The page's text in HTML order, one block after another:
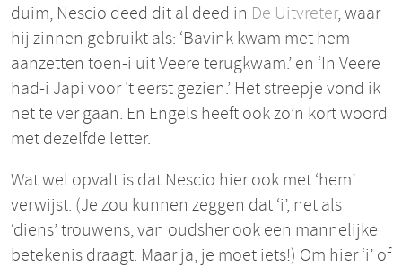
duim, Nescio deed dit al deed in De Uitvreter, waar
hij zinnen gebruikt als: ‘Bavink kwam met hem
aanzetten toen-i uit Veere terugkwam.’ en ‘In Veere
had-i Japi voor 't eerst gezien.’ Het streepje vond ik
net te ver gaan. En Engels heeft ook zo’n kort woord
met dezelfde letter.
Wat wel opvalt is dat Nescio hier ook met ‘hem’
verwijst. (Je zou kunnen zeggen dat ‘i’, net als
‘diens’ trouwens, van oudsher ook een mannelijke
betekenis draagt. Maar ja, je moet iets!) Om hier ‘i’ of